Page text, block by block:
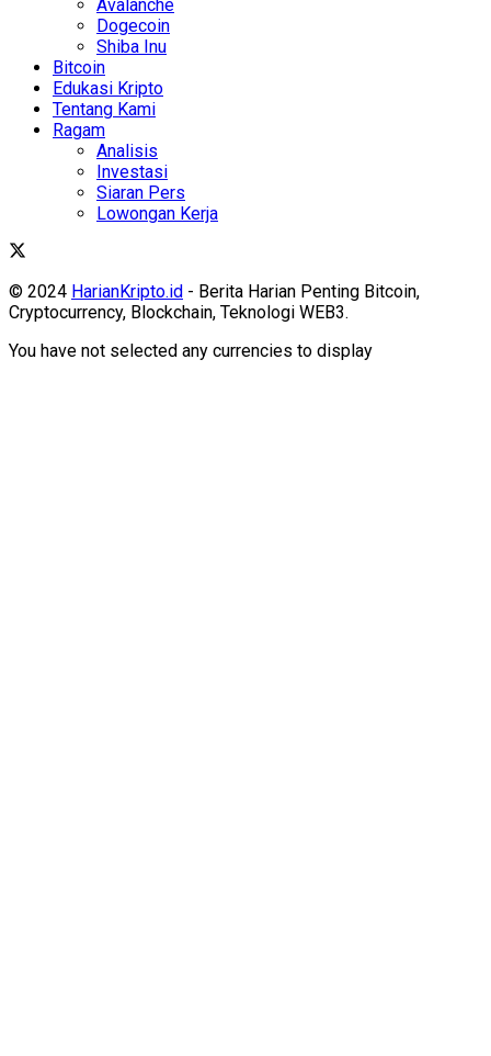
Avalanche
Dogecoin
Shiba Inu
Bitcoin
Edukasi Kripto
Tentang Kami
Ragam
Analisis
Investasi
Siaran Pers
Lowongan Kerja
© 2024 HarianKripto.id - Berita Harian Penting Bitcoin,
Cryptocurrency, Blockchain, Teknologi WEB3.
You have not selected any currencies to display